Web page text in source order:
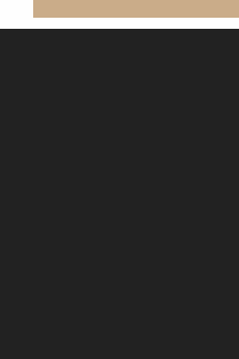
Volg ons op: